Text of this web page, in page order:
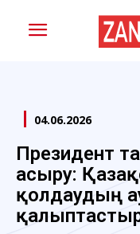
04.06.2026
Президент
асыру:
қолдаудың